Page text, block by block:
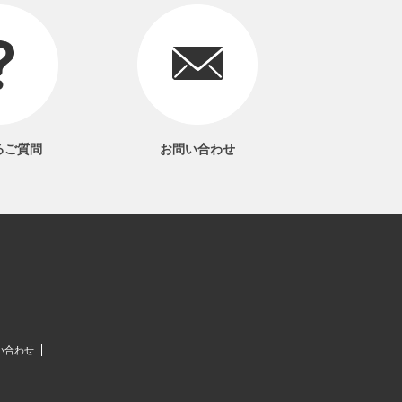
ご質問 お問い合わせ
合わせ